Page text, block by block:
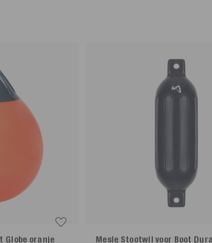
Globe oranje Mesle Stootwil voor Boot Dura